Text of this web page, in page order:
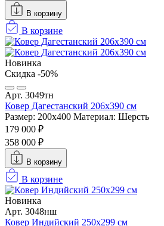
В корзину
В корзине
Новинка
Скидка -50%
Арт. 3049тн
Ковер Дагестанский 206x390 см
Размер: 200х400 Материал: Шерсть
179 000 ₽
358 000 ₽
В корзину
В корзине
Новинка
Арт. 3048нш
Ковер Индийский 250x299 см